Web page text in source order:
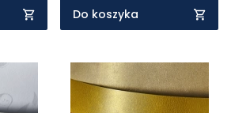
Do koszyka